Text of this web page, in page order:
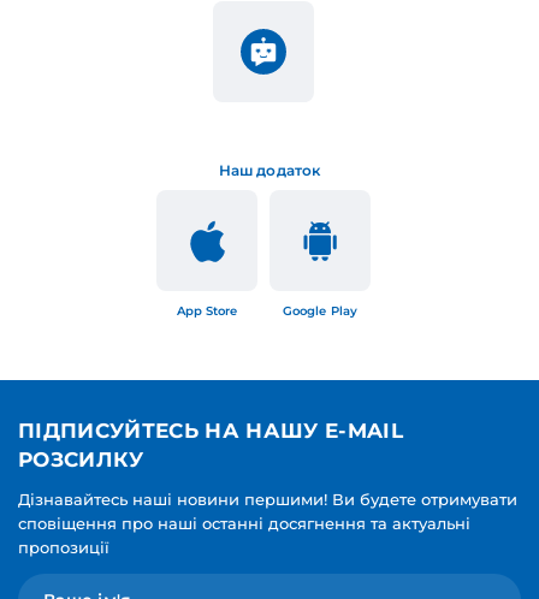
Наш додаток
App Store Google Play
ПІДПИСУЙТЕСЬ НА НАШУ E-MAIL
РОЗСИЛКУ
Дізнавайтесь наші новини першими! Ви будете отримувати
сповіщення про наші останні досягнення та актуальні
пропозиції